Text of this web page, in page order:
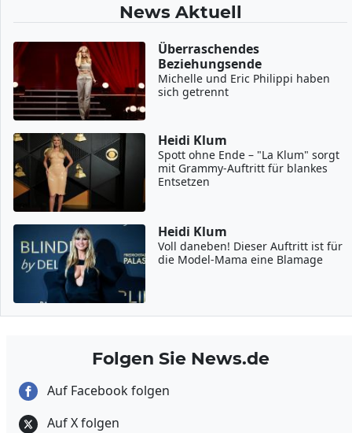
News Aktuell
Überraschendes
Beziehungsende
Michelle und Eric Philippi haben
sich getrennt
Heidi Klum
Spott ohne Ende – "La Klum" sorgt
mit Grammy-Auftritt für blankes
Entsetzen
Heidi Klum
Voll daneben! Dieser Auftritt ist für
die Model-Mama eine Blamage
Folgen Sie News.de
Auf Facebook folgen
Auf X folgen